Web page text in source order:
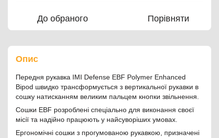
До обраного Порівняти
Опис
Передня рукавка IMI Defense EBF Polymer Enhanced
Bipod швидко трансформується з вертикальної рукавки в
сошку натисканням великим пальцем кнопки звільнення.
Сошки EBF розроблені спеціально для виконання своєї
місії та надійно працюють у найсуворіших умовах.
Ергономічні сошки з прогумованою рукавкою, призначені